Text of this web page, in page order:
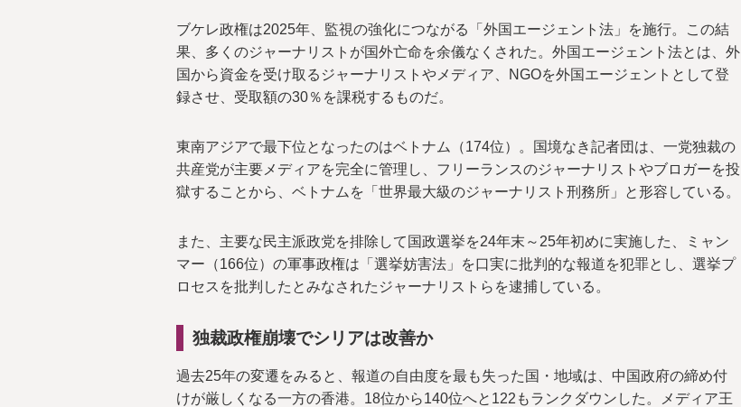
ブケレ政権は2025年、監視の強化につながる「外国エージェント法」を施行。この結
果、多くのジャーナリストが国外亡命を余儀なくされた。外国エージェント法とは、外
国から資金を受け取るジャーナリストやメディア、NGOを外国エージェントとして登
録させ、受取額の30％を課税するものだ。
東南アジアで最下位となったのはベトナム（174位）。国境なき記者団は、一党独裁の
共産党が主要メディアを完全に管理し、フリーランスのジャーナリストやブロガーを投
獄することから、ベトナムを「世界最大級のジャーナリスト刑務所」と形容している。
また、主要な民主派政党を排除して国政選挙を24年末～25年初めに実施した、ミャン
マー（166位）の軍事政権は「選挙妨害法」を口実に批判的な報道を犯罪とし、選挙プ
ロセスを批判したとみなされたジャーナリストらを逮捕している。
独裁政権崩壊でシリアは改善か
過去25年の変遷をみると、報道の自由度を最も失った国・地域は、中国政府の締め付
けが厳しくなる一方の香港。18位から140位へと122もランクダウンした。メディア王